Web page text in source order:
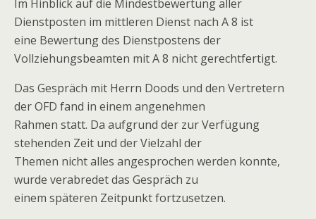
Im Hinblick auf die Mindestbewertung aller
Dienstposten im mittleren Dienst nach A 8 ist
eine Bewertung des Dienstpostens der
Vollziehungsbeamten mit A 8 nicht gerechtfertigt.
Das Gespräch mit Herrn Doods und den Vertretern
der OFD fand in einem angenehmen
Rahmen statt. Da aufgrund der zur Verfügung
stehenden Zeit und der Vielzahl der
Themen nicht alles angesprochen werden konnte,
wurde verabredet das Gespräch zu
einem späteren Zeitpunkt fortzusetzen.